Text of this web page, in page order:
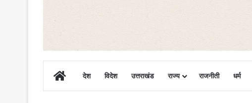
Homeदेश विदेश उत्तराखंड राज्य राजनीती धर्म